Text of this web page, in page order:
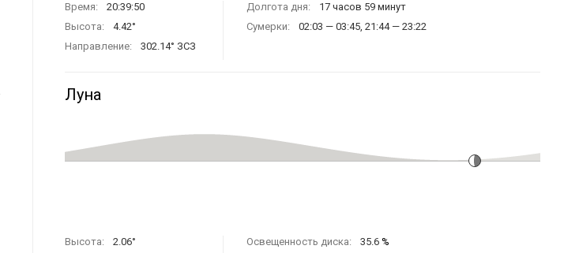
Время:
20:39:50
Высота:
4.42°
Направление:
302.14° ЗСЗ
Долгота дня:
17 часов 59 минут
Сумерки:
02:03 — 03:45, 21:44 — 23:22
Луна
Высота:
2.06°
Освещенность диска: 35.6 %